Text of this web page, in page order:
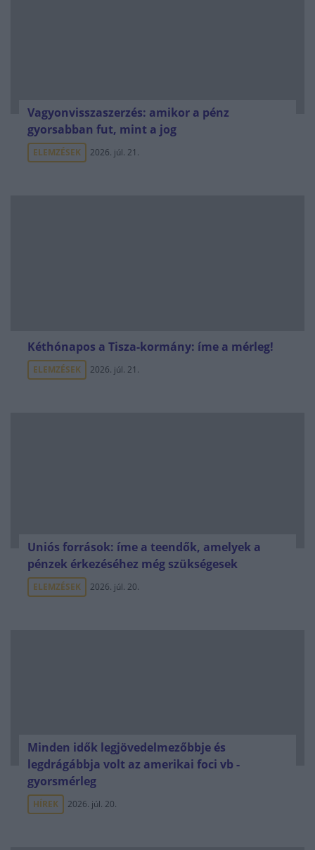
Vagyonvisszaszerzés: amikor a pénz
gyorsabban fut, mint a jog
ELEMZÉSEK 2026. júl. 21.
Kéthónapos a Tisza-kormány: íme a mérleg!
ELEMZÉSEK 2026. júl. 21.
Uniós források: íme a teendők, amelyek a
pénzek érkezéséhez még szükségesek
ELEMZÉSEK 2026. júl. 20.
Minden idők legjövedelmezőbbje és
legdrágábbja volt az amerikai foci vb -
gyorsmérleg
HÍREK 2026. júl. 20.